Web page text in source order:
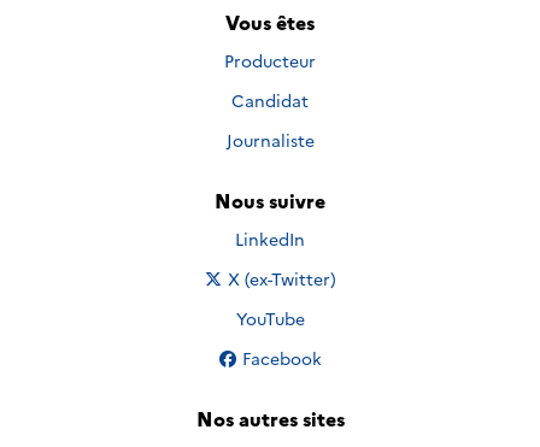
Vous êtes
Producteur
Candidat
Journaliste
Nous suivre
Nous suivre sur
LinkedIn
Nous suivre sur
X (ex-Twitter)
Nous suivre sur
YouTube
Nous suivre sur
Facebook
Nos autres sites